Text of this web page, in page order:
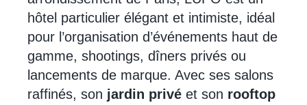
hôtel particulier élégant et intimiste, idéal
pour l’organisation d’événements haut de
gamme, shootings, dîners privés ou
lancements de marque. Avec ses salons
raffinés, son jardin privé et son rooftop